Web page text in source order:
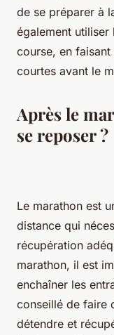
de se préparer à
également
course, en
courtes avant le
Après le
se reposer ?
Le marathon est
distance qui
récupération
marathon, il est
enchaîner les
conseillé de faire
détendre et